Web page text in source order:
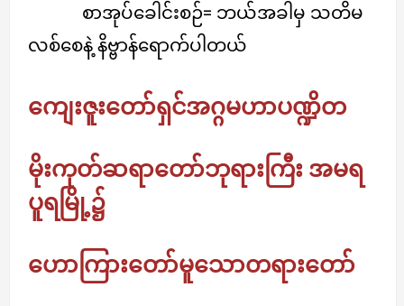
စာအုပ်ခေါင်းစဉ်= ဘယ်အခါမှ သတိမ
လစ်စေနဲ့ နိဗ္ဗာန်ရောက်ပါတယ်
ကျေးဇူးတော်ရှင်အဂ္ဂမဟာပဏ္ဍိတ
မိုးကုတ်ဆရာတော်ဘုရားကြီး အမရ
ပူရမြို့၌
ဟောကြားတော်မူသောတရားတော်